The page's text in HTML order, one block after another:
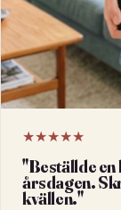
★★★★★
"Beställde
årsdagen.
kvällen."